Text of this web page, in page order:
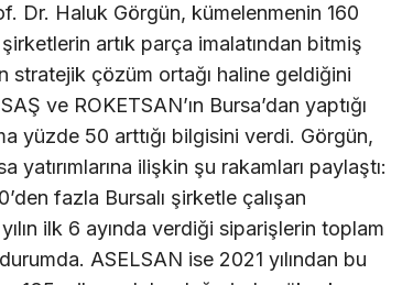
Dr. Haluk Görgün, kümelenmenin 160
şirketlerin artık parça imalatından bitmiş
stratejik çözüm ortağı haline geldiğini
ve ROKETSAN’ın Bursa’dan yaptığı
yüzde 50 arttığı bilgisini verdi. Görgün,
ilişkin şu rakamları paylaştı:
fazla Bursalı şirketle çalışan
ilk 6 ayında verdiği siparişlerin toplam
ASELSAN ise 2021 yılından bu